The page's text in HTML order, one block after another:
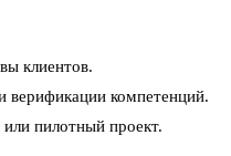
клиентов.
верификации компетенций.
пилотный проект.